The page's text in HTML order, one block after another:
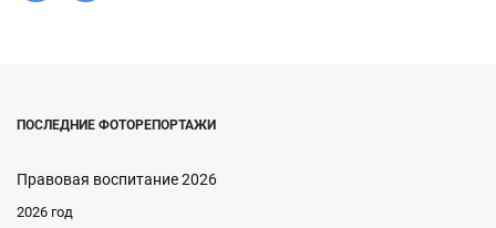
ПОСЛЕДНИЕ ФОТОРЕПОРТАЖИ
Правовая воспитание 2026
2026 год